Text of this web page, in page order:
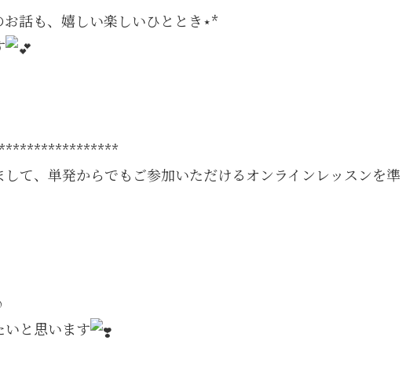
話も、嬉しい楽しいひととき⋆*
て、単発からでもご参加いただけるオンラインレッスンを準
と思います